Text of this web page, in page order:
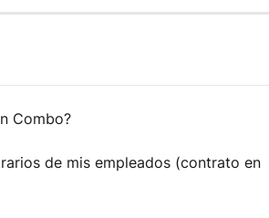
Combo?
de mis empleados (contrato en